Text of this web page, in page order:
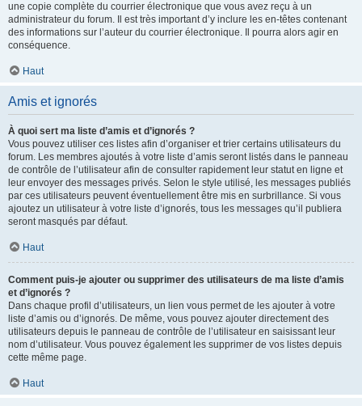
une copie complète du courrier électronique que vous avez reçu à un
administrateur du forum. Il est très important d’y inclure les en-têtes contenant
des informations sur l’auteur du courrier électronique. Il pourra alors agir en
conséquence.
Haut
Amis et ignorés
À quoi sert ma liste d’amis et d’ignorés ?
Vous pouvez utiliser ces listes afin d’organiser et trier certains utilisateurs du
forum. Les membres ajoutés à votre liste d’amis seront listés dans le panneau
de contrôle de l’utilisateur afin de consulter rapidement leur statut en ligne et
leur envoyer des messages privés. Selon le style utilisé, les messages publiés
par ces utilisateurs peuvent éventuellement être mis en surbrillance. Si vous
ajoutez un utilisateur à votre liste d’ignorés, tous les messages qu’il publiera
seront masqués par défaut.
Haut
Comment puis-je ajouter ou supprimer des utilisateurs de ma liste d’amis
et d’ignorés ?
Dans chaque profil d’utilisateurs, un lien vous permet de les ajouter à votre
liste d’amis ou d’ignorés. De même, vous pouvez ajouter directement des
utilisateurs depuis le panneau de contrôle de l’utilisateur en saisissant leur
nom d’utilisateur. Vous pouvez également les supprimer de vos listes depuis
cette même page.
Haut